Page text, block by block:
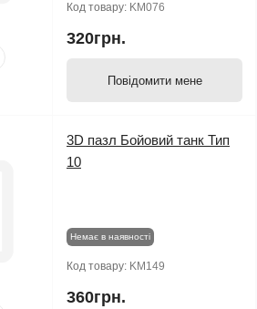
Код товару: KM076
320грн.
Повідомити мене
3D пазл Бойовий танк Тип
10
Немає в наявності
Код товару: KM149
360грн.